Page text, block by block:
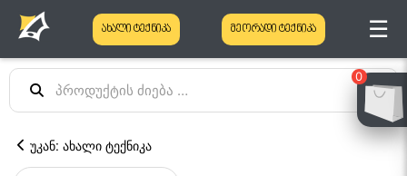
0
ახალი ტექნიკა მეორადი ტექნიკა ☰
უკან: ახალი ტექნიკა